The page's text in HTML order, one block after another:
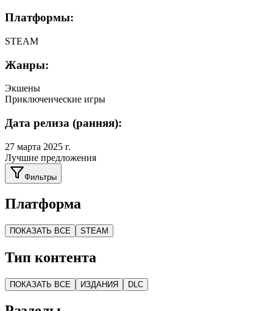
Платформы:
STEAM
Жанры:
Экшены
Приключенческие игры
Дата релиза (ранняя):
27 марта 2025 г.
Лучшие предложения
Фильтры
Платформа
ПОКАЗАТЬ ВСЕ STEAM
Тип контента
ПОКАЗАТЬ ВСЕ ИЗДАНИЯ DLC